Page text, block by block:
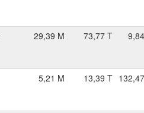
29,39 M 73,77 T
5,21 M 13,39 T